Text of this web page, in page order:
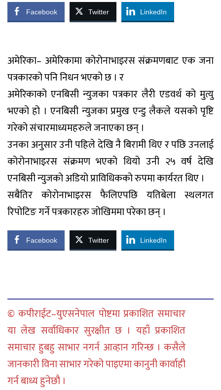
Facebook Twitter LinkedIn
अमेरिका– अमेरिकामा कोरोनाभाइरस संक्रमणबाट एक जना
पत्रकारको पनि निधन भएको छ । र
अमेरिकाको एनबिसी न्युजका पत्रकार लैरी एडवर्थ को मुत्यु
भएको हो । एनबिसी न्युजका प्रमुख एन्डु लैकले यसको पृष्टि
गरेको संचारमाध्यमहरुले जनाएका छन् ।
उनका अनुसार उनी पहिले देखि नै बिरामी थिए र पछि उनलाई
कोरोनाभाइरस संक्रमण भएको थियो उनी २५ वर्ष देखि
एनबिसी न्युजको अडियो प्राविधिकको रुपमा कार्यरत थिए ।
सबैतिर कोरोनाभाइरस फैलिएपछि यतिबेला स्थलगत
रिपोटिङ गर्ने पत्रकारहरु जोखिममा परेका छन् ।
Facebook Twitter LinkedIn
© कपीराईट–युएसनेपाल पोष्टमा प्रकाशित समाचार
या लेख सर्वाधिकार सुरक्षीत छ । यहाँ प्रकाशित
समाचार हुबहु साभार नगर्न आव्हान गरिन्छ । कसैले
जानकारी विना साभार गरेको पाइएमा कानुनी कार्वाही
गर्न बाध्य हुनेछौ ।